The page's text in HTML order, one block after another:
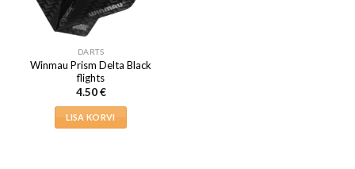
DARTS
Winmau Prism Delta Black
flights
4.50€
LISA KORVI